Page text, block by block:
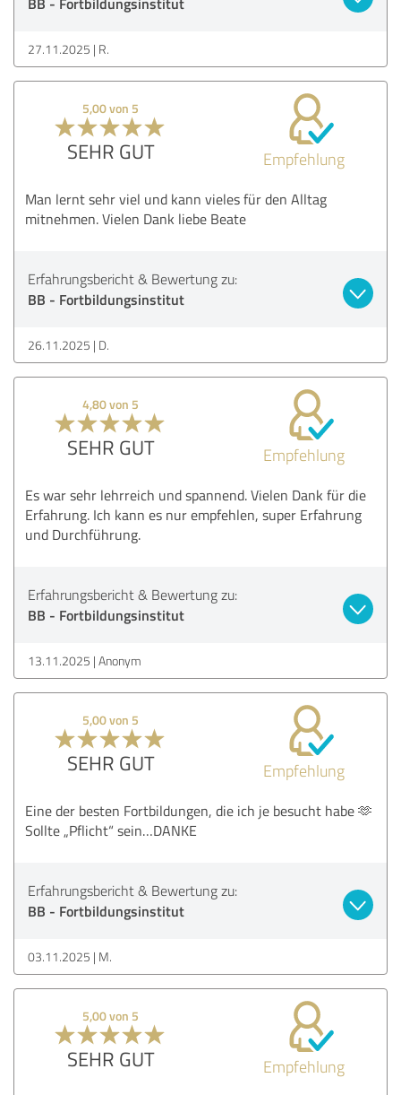
27.11.2025 R.
5,00 von 5
SEHR GUT Empfehlung
Man lernt sehr viel und kann vieles für den Alltag
mitnehmen. Vielen Dank liebe Beate
Erfahrungsbericht & Bewertung zu:
BB - Fortbildungsinstitut
26.11.2025 D.
4,80 von 5
SEHR GUT Empfehlung
Es war sehr lehrreich und spannend. Vielen Dank für die
Erfahrung. Ich kann es nur empfehlen, super Erfahrung
und Durchführung.
Erfahrungsbericht & Bewertung zu:
BB - Fortbildungsinstitut
13.11.2025 Anonym
5,00 von 5
SEHR GUT Empfehlung
Eine der besten Fortbildungen, die ich je besucht habe 🫶
Sollte „Pflicht“ sein…DANKE
Erfahrungsbericht & Bewertung zu:
BB - Fortbildungsinstitut
03.11.2025 M.
5,00 von 5
SEHR GUT Empfehlung